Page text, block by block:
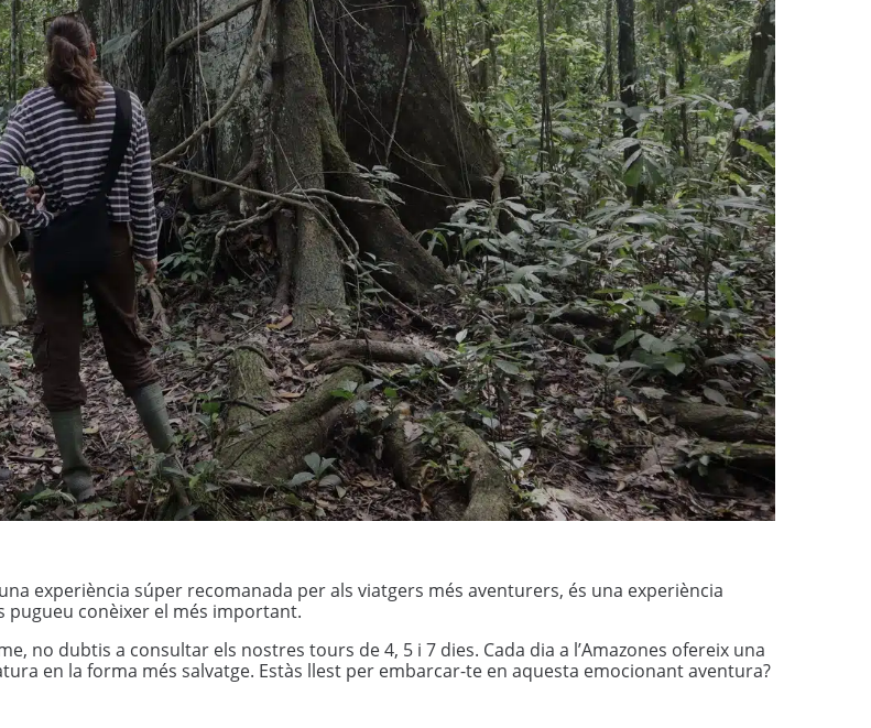
experiència súper recomanada per als viatgers més aventurers, és una experiència
pugueu conèixer el més important.
no dubtis a consultar els nostres tours de 4, 5 i 7 dies. Cada dia a l’Amazones ofereix una
en la forma més salvatge. Estàs llest per embarcar-te en aquesta emocionant aventura?